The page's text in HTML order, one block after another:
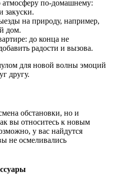
атмосферу по-домашнему:
закуски.
на природу, например,
дом.
до конца не
радости и вызова.
для новой волны эмоций
другу.
обстановки, но и
вы относитесь к новым
у вас найдутся
не осмеливались